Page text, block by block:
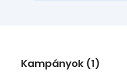
Kampányok (1)